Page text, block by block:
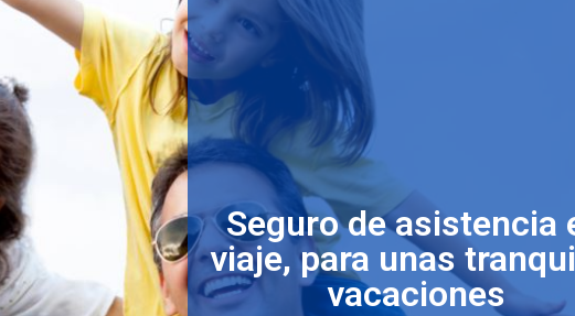
Seguro de asistencia
viaje, para unas
vacaciones